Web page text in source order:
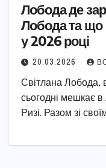
Лобода де
Лобода та що
у 2026 році
20.03.2026
Світлана Лобода,
сьогодні мешкає в
Ризі. Разом зі